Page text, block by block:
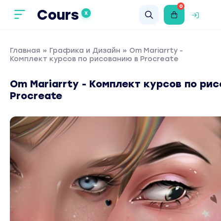
Cours X
0
Главная » Графика и Дизайн » Om Mariarrty -
Комплект курсов по рисованию в Procreate
Om Mariarrty - Комплект курсов по
Procreate